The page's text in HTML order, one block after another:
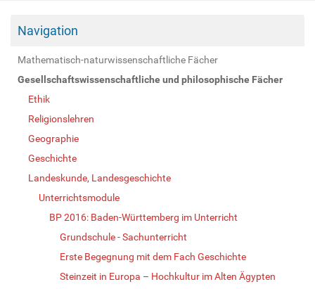
Navigation
Mathematisch-naturwissenschaftliche Fächer
Gesellschaftswissenschaftliche und philosophische Fächer
Ethik
Religionslehren
Geographie
Geschichte
Landeskunde, Landesgeschichte
Unterrichtsmodule
BP 2016: Baden-Württemberg im Unterricht
Grundschule - Sachunterricht
Erste Begegnung mit dem Fach Geschichte
Steinzeit in Europa – Hochkultur im Alten Ägypten